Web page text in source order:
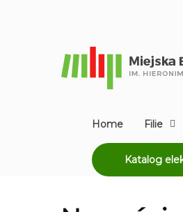
Home Filie
Katalog